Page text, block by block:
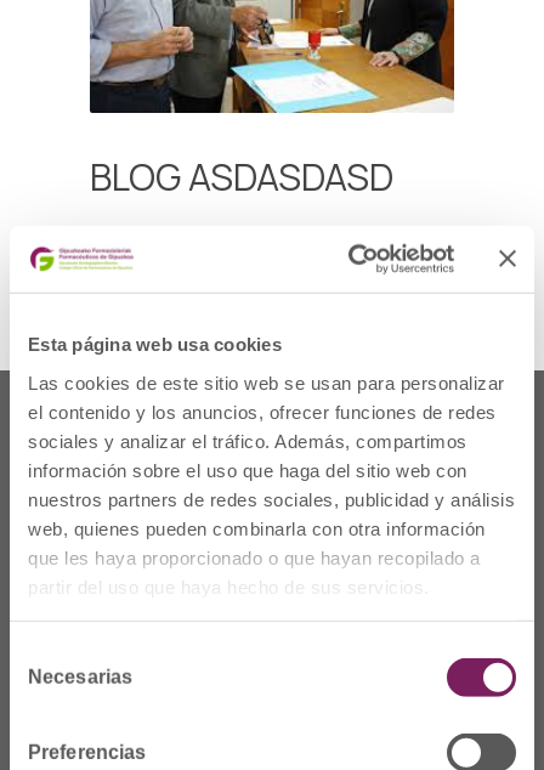
Esta página web usa cookies
Las cookies de este sitio web se usan para personalizar
el contenido y los anuncios, ofrecer funciones de redes
sociales y analizar el tráfico. Además, compartimos
información sobre el uso que haga del sitio web con
nuestros partners de redes sociales, publicidad y análisis
web, quienes pueden combinarla con otra información
que les haya proporcionado o que hayan recopilado a
partir del uso que haya hecho de sus servicios.
Necesarias
Preferencias
BLOG ASDASDASD
C/Prim 2, 1